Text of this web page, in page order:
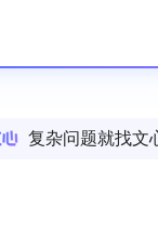
复杂问题就找文